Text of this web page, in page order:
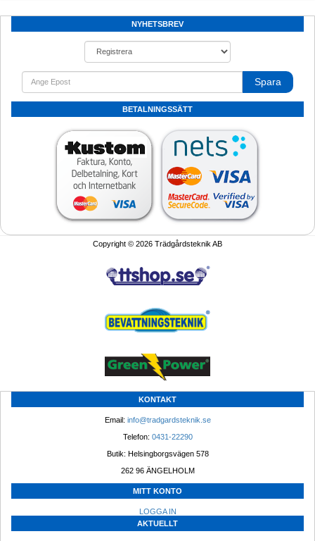
NYHETSBREV
Spara
BETALNINGSSÄTT
Copyright © 2026 Trädgårdsteknik AB
KONTAKT
Email: info@tradgardsteknik.se
Telefon: 0431-22290
Butik: Helsingborgsvägen 578
262 96 ÄNGELHOLM
MITT KONTO
LOGGA IN
AKTUELLT